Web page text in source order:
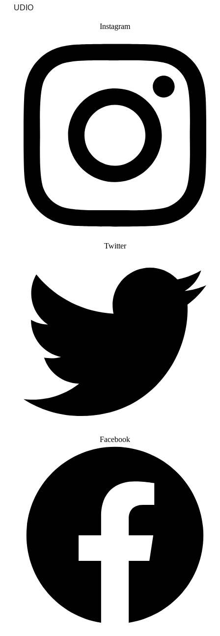
UDIO
Instagram
Twitter
Facebook